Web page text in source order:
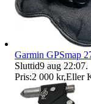
Garmin GPSmap
Sluttid9 aug 22:07.
Pris:2 000 kr,Eller